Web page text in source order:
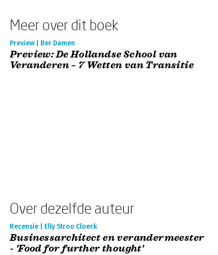
Meer over dit boek
Preview | Ber Damen
Preview: De Hollandse School van
Veranderen – 7 Wetten van Transitie
Over dezelfde auteur
Recensie | Elly Stroo Cloeck
Businessarchitect en verandermeester
- 'Food for further thought'